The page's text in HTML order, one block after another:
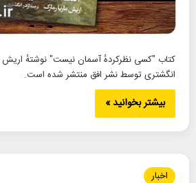
کتاب "کسی نظرکردهٔ آسمان نیست" نوشتهٔ اریش
انگشتری توسط نشر افق منتشر شده است.
بیشتر بخوانید »
اخبار